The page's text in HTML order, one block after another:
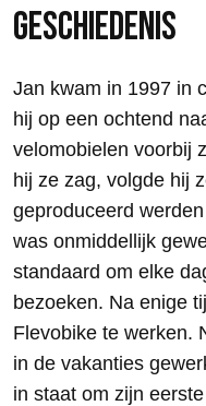
Geschiedenis
Jan kwam in 1997 in
hij op een ochtend
velomobielen voorbij
hij ze zag, volgde hij
geproduceerd
was onmiddellijk
standaard om elke
bezoeken. Na enige
Flevobike te werken.
in de vakanties
in staat om zijn